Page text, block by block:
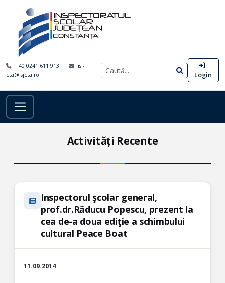
+40 0241 611 913
isj-
cta@isjcta.ro
Login
Activități Recente
Inspectorul şcolar general,
prof.dr.Răducu Popescu, prezent la
cea de-a doua ediţie a schimbului
cultural Peace Boat
11.09.2014